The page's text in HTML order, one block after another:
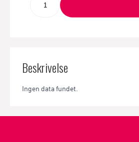
Beskrivelse
Ingen data fundet.